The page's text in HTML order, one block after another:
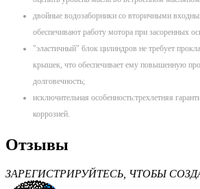
двойные водозаборники со вторичными
обеспечивают работу мотора при засоренных
"эластичный" блок цилиндров не требует
крышек, что обеспечивает ему повышенную
долговечность;
исключительная особенность:трехлетняя
коррозией.
Отзывы
ЗАРЕГИСТРИРУЙТЕСЬ, ЧТОБЫ